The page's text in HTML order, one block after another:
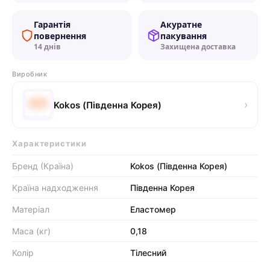
Гарантія
повернення
14 днів
Акуратне
пакування
Захищена доставка
Виробник
Kokos (Південна Корея) ›
Характеристики
Бренд (Країна) Kokos (Південна Корея)
Країна надходження Південна Корея
Матеріал Еластомер
Маса (кг) 0,18
Колір Тілесний